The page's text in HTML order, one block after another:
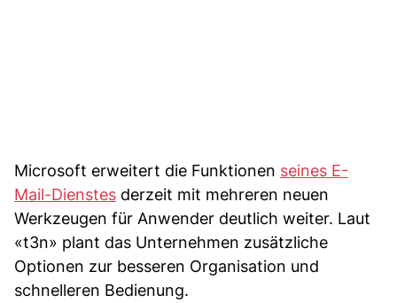
Microsoft erweitert die Funktionen seines E-
Mail-Dienstes derzeit mit mehreren neuen
Werkzeugen für Anwender deutlich weiter. Laut
«t3n» plant das Unternehmen zusätzliche
Optionen zur besseren Organisation und
schnelleren Bedienung.